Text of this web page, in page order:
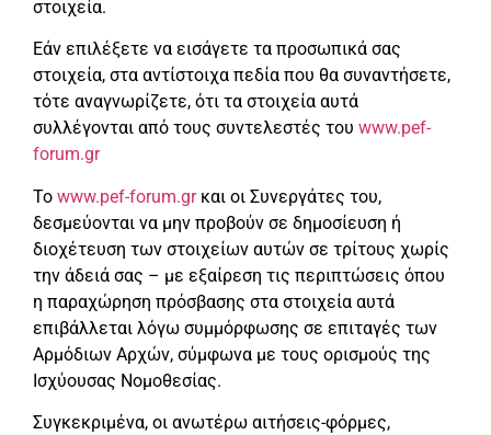
στοιχεία.
Εάν επιλέξετε να εισάγετε τα προσωπικά σας
στοιχεία, στα αντίστοιχα πεδία που θα συναντήσετε,
τότε αναγνωρίζετε, ότι τα στοιχεία αυτά
συλλέγονται από τους συντελεστές του www.pef-
forum.gr
Το www.pef-forum.grκαι οι Συνεργάτες του,
δεσμεύονται να μην προβούν σε δημοσίευση ή
διοχέτευση των στοιχείων αυτών σε τρίτους χωρίς
την άδειά σας – με εξαίρεση τις περιπτώσεις όπου
η παραχώρηση πρόσβασης στα στοιχεία αυτά
επιβάλλεται λόγω συμμόρφωσης σε επιταγές των
Αρμόδιων Αρχών, σύμφωνα με τους ορισμούς της
Ισχύουσας Νομοθεσίας.
Συγκεκριμένα, οι ανωτέρω αιτήσεις-φόρμες,